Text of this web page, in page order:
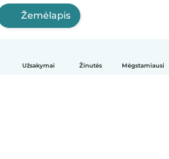
Užsakymai Žinutės Mėgstamiausi
Žemėlapis